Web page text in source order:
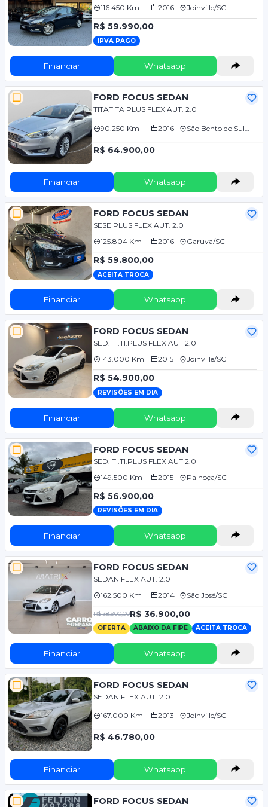
116.450 Km
2016 Joinville/SC
R$ 59.990,00
IPVA PAGO
Financiar Whatsapp
FORD FOCUS SEDAN
TITATITA PLUS FLEX AUT. 2.0
90.250 Km 2016
R$ 64.900,00
Financiar Whatsapp
FORD FOCUS SEDAN
SESE PLUS FLEX AUT. 2.0
125.804 Km
2016 Garuva/SC
R$ 59.800,00
ACEITA TROCA
Financiar Whatsapp
FORD FOCUS SEDAN
SED. TI.TI.PLUS FLEX AUT 2.0
143.000 Km
2015 Joinville/SC
R$ 54.900,00
REVISÕES EM DIA
Financiar Whatsapp
FORD FOCUS SEDAN
SED. TI.TI.PLUS FLEX AUT 2.0
149.500 Km
2015 Palhoça/SC
R$ 56.900,00
REVISÕES EM DIA
Financiar Whatsapp
FORD FOCUS SEDAN
SEDAN FLEX AUT. 2.0
162.500 Km
2014 São José/SC
R$ 38.900,00R$ 36.900,00
OFERTA ABAIXO DA FIPE ACEITA TROCA
Financiar Whatsapp
FORD FOCUS SEDAN
SEDAN FLEX AUT. 2.0
167.000 Km 2013 Joinville/SC
R$ 46.780,00
Financiar Whatsapp
FORD FOCUS SEDAN